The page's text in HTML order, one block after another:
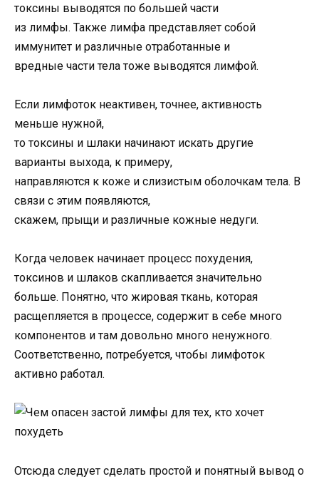
токсины выводятся по большей части
из лимфы. Также лимфа представляет собой
иммунитет и различные отработанные и
вредные части тела тоже выводятся лимфой.
Если лимфоток неактивен, точнее, активность
меньше нужной,
то токсины и шлаки начинают искать другие
варианты выхода, к примеру,
направляются к коже и слизистым оболочкам тела. В
связи с этим появляются,
скажем, прыщи и различные кожные недуги.
Когда человек начинает процесс похудения,
токсинов и шлаков скапливается значительно
больше. Понятно, что жировая ткань, которая
расщепляется в процессе, содержит в себе много
компонентов и там довольно много ненужного.
Соответственно, потребуется, чтобы лимфоток
активно работал.
Отсюда следует сделать простой и понятный вывод о